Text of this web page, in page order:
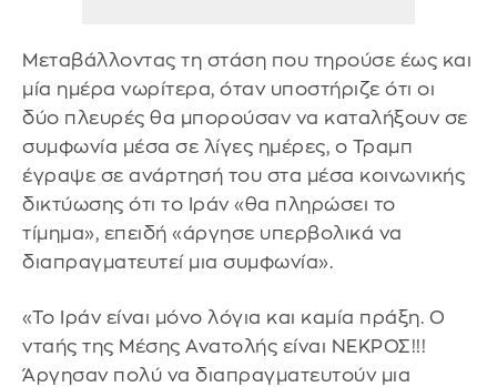
Μεταβάλλοντας τη στάση που τηρούσε έως και
μία ημέρα νωρίτερα, όταν υποστήριζε ότι οι
δύο πλευρές θα μπορούσαν να καταλήξουν σε
συμφωνία μέσα σε λίγες ημέρες, ο Τραμπ
έγραψε σε ανάρτησή του στα μέσα κοινωνικής
δικτύωσης ότι το Ιράν «θα πληρώσει το
τίμημα», επειδή «άργησε υπερβολικά να
διαπραγματευτεί μια συμφωνία».
«Το Ιράν είναι μόνο λόγια και καμία πράξη. Ο
νταής της Μέσης Ανατολής είναι ΝΕΚΡΟΣ!!!
Άργησαν πολύ να διαπραγματευτούν μια